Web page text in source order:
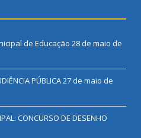
de Educação 28 de maio de
PÚBLICA27 de maio de
CONCURSO DE DESENHO